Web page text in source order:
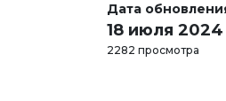
Дата
18 июля 2024
2282 просмотра